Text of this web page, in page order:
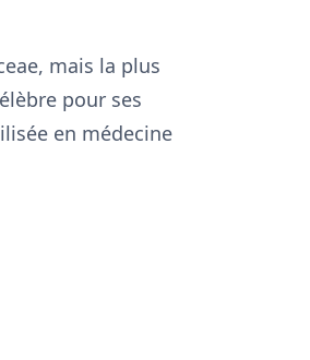
mais la plus
pour ses
en médecine